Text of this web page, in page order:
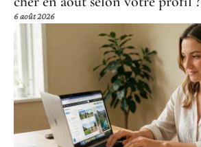
6 août 2026